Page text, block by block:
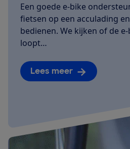
Een goede e-bike
fietsen op een acculading
bedienen. We kijken of de
loopt…
Lees meer